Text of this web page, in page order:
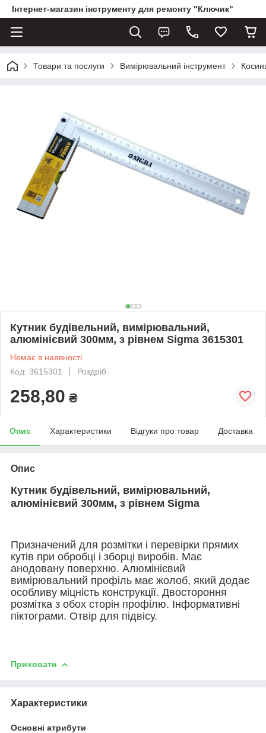
Інтернет-магазин інструменту для ремонту "Ключик"
Товари та послуги Вимірювальний інструмент
Кутник будівельний, вимірювальний,
алюмінієвий 300мм, з рівнем Sigma 3615301
Немає в наявності
Код: 3615301
Роздріб
258,80 ₴
Опис Характеристики Відгуки про товар Доставка
Опис
Кутник будівельний, вимірювальний,
алюмінієвий 300мм, з рівнем Sigma
Призначений для розмітки і перевірки прямих
кутів при обробці і зборці виробів. Має
анодовану поверхню. Алюмінієвий
вимірювальний профіль має жолоб, який додає
особливу міцність конструкції. Двостороння
розмітка з обох сторін профілю. Інформативні
піктограми. Отвір для підвісу.
Приховати
Характеристики
Основні атрибути